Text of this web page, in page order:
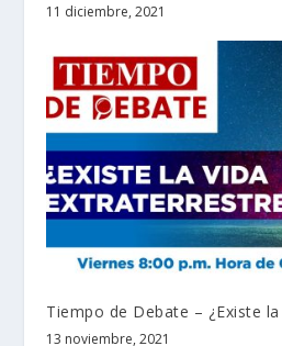
11 diciembre, 2021
Tiempo de Debate – ¿Existe
13 noviembre, 2021